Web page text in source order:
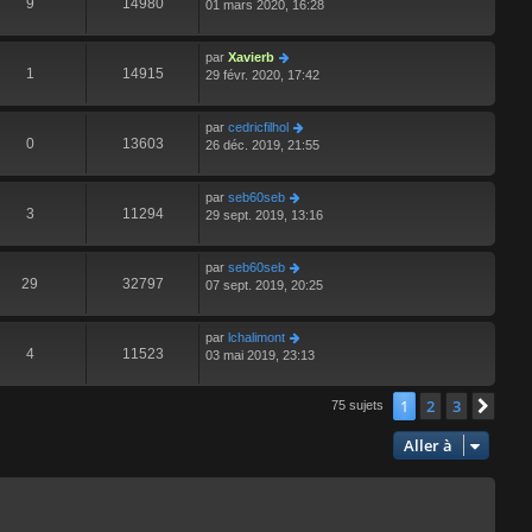
9 14980
01 mars 2020, 16:28
1 14915
par Xavierb
29 févr. 2020, 17:42
0 13603
par cedricfilhol
26 déc. 2019, 21:55
3 11294
par seb60seb
29 sept. 2019, 13:16
29 32797
par seb60seb
07 sept. 2019, 20:25
4 11523
par lchalimont
03 mai 2019, 23:13
75 sujets 1 2 3
Aller à